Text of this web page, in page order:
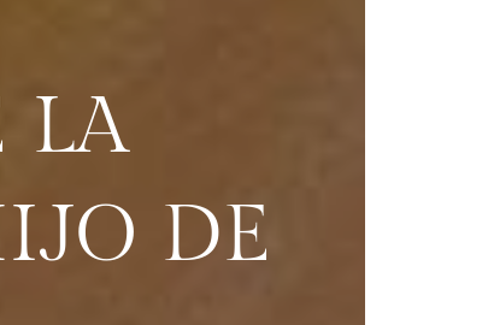
LA
DE